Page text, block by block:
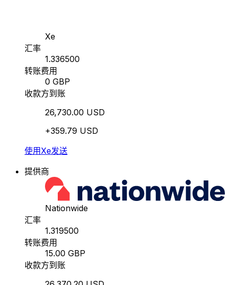
Xe
汇率
1.336500
转账费用
0 GBP
收款方到账
26,730.00 USD
+359.79 USD
使用Xe发送
提供商
Nationwide
汇率
1.319500
转账费用
15.00 GBP
收款方到账